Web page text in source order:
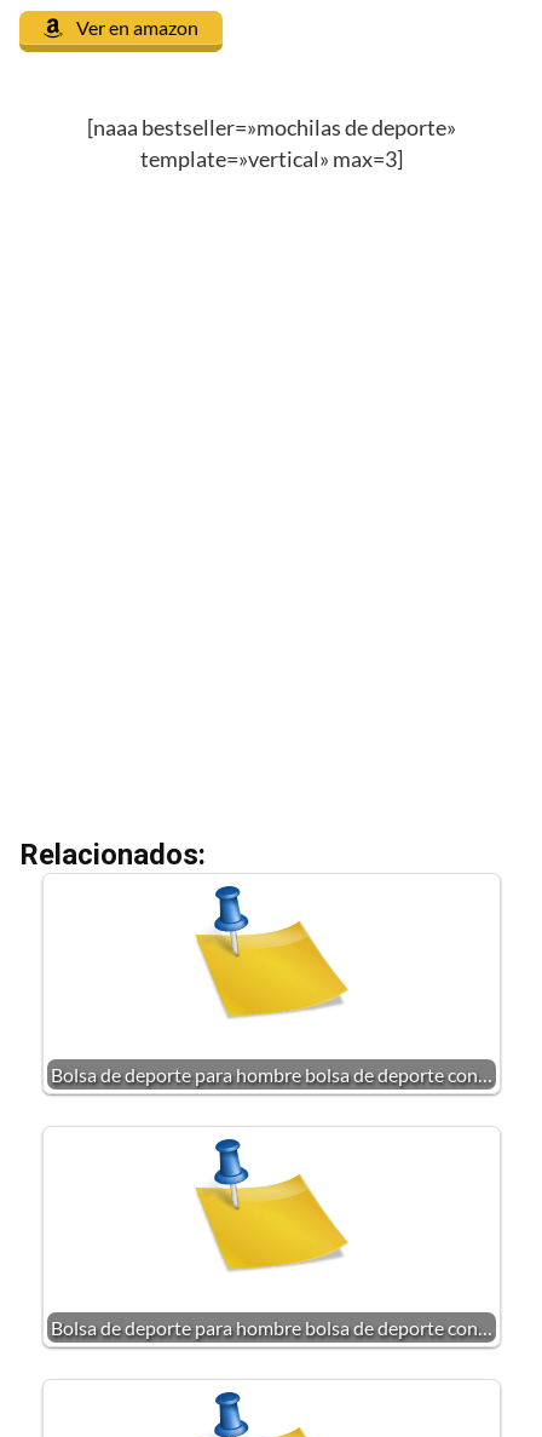
Ver en amazon
[naaa bestseller=»mochilas de deporte»
template=»vertical» max=3]
Relacionados:
Bolsa de deporte para hombre bolsa de deporte con…
Bolsa de deporte para hombre bolsa de deporte con…